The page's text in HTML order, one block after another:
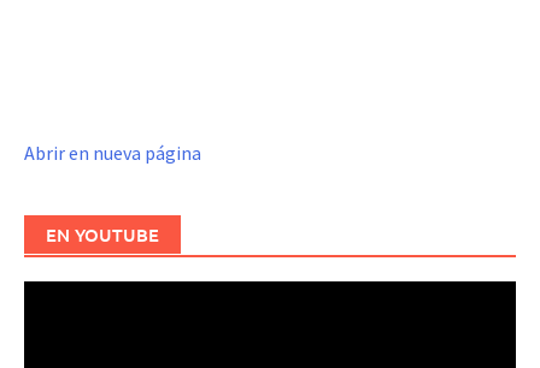
Abrir en nueva página
EN YOUTUBE